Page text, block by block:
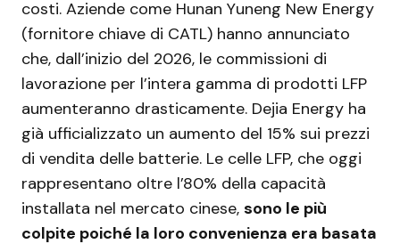
costi. Aziende come Hunan Yuneng New Energy
(fornitore chiave di CATL) hanno annunciato
che, dall’inizio del 2026, le commissioni di
lavorazione per l’intera gamma di prodotti LFP
aumenteranno drasticamente. Dejia Energy ha
già ufficializzato un aumento del 15% sui prezzi
di vendita delle batterie. Le celle LFP, che oggi
rappresentano oltre l’80% della capacità
installata nel mercato cinese, sono le più
colpite poiché la loro convenienza era basata